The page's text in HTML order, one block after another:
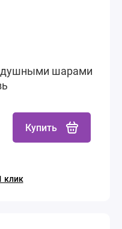
шарами
Купить
клик